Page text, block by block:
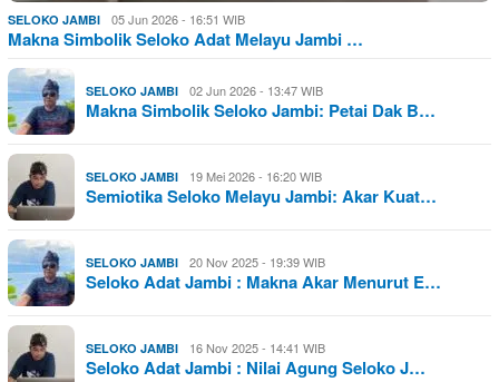
SELOKO JAMBI 05 Jun 2026 - 16:51 WIB
Makna Simbolik Seloko Adat Melayu Jambi …
SELOKO JAMBI 02 Jun 2026 - 13:47 WIB
Makna Simbolik Seloko Jambi: Petai Dak B…
SELOKO JAMBI 19 Mei 2026 - 16:20 WIB
Semiotika Seloko Melayu Jambi: Akar Kuat…
SELOKO JAMBI 20 Nov 2025 - 19:39 WIB
Seloko Adat Jambi : Makna Akar Menurut E…
SELOKO JAMBI 16 Nov 2025 - 14:41 WIB
Seloko Adat Jambi : Nilai Agung Seloko J…